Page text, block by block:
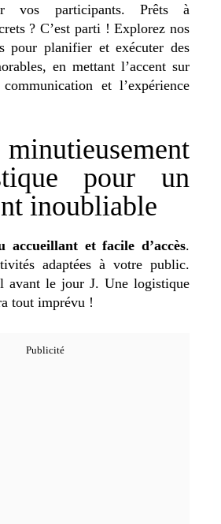
vos participants. Prêts à
? C’est parti ! Explorez nos
pour planifier et exécuter des
en mettant l’accent sur
et l’expérience
pour un
inoubliable
accueillant et facile d’accès.
adaptées à votre public.
avant le jour J. Une logistique
tout imprévu !